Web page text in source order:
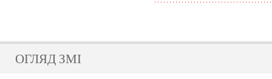
ОГЛЯД ЗМІ